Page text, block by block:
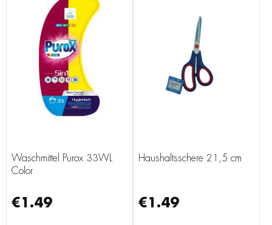
Waschmittel Purox 33WL
Color
€1.49
Haushaltsschere 21,5 cm
€1.49